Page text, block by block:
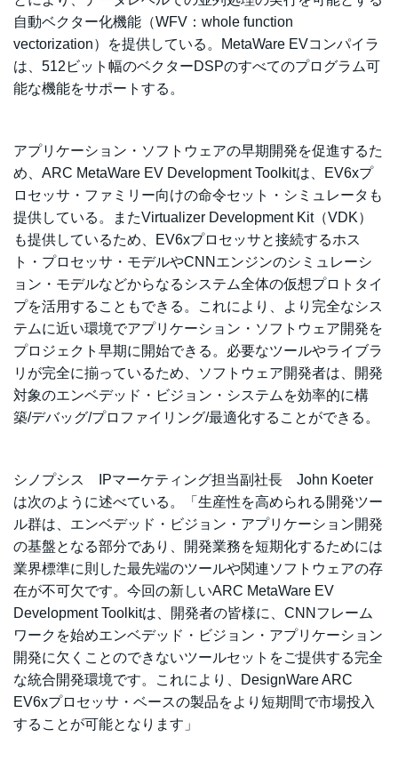
自動ベクター化機能（WFV：whole function
vectorization）を提供している。MetaWare EVコンパイラ
は、512ビット幅のベクターDSPのすべてのプログラム可
能な機能をサポートする。
アプリケーション・ソフトウェアの早期開発を促進するた
め、ARC MetaWare EV Development Toolkitは、EV6xプ
ロセッサ・ファミリー向けの命令セット・シミュレータも
提供している。またVirtualizer Development Kit（VDK）
も提供しているため、EV6xプロセッサと接続するホス
ト・プロセッサ・モデルやCNNエンジンのシミュレーシ
ョン・モデルなどからなるシステム全体の仮想プロトタイ
プを活用することもできる。これにより、より完全なシス
テムに近い環境でアプリケーション・ソフトウェア開発を
プロジェクト早期に開始できる。必要なツールやライブラ
リが完全に揃っているため、ソフトウェア開発者は、開発
対象のエンベデッド・ビジョン・システムを効率的に構
築/デバッグ/プロファイリング/最適化することができる。
シノプシス IPマーケティング担当副社長 John Koeter
は次のように述べている。「生産性を高められる開発ツー
ル群は、エンベデッド・ビジョン・アプリケーション開発
の基盤となる部分であり、開発業務を短期化するためには
業界標準に則した最先端のツールや関連ソフトウェアの存
在が不可欠です。今回の新しいARC MetaWare EV
Development Toolkitは、開発者の皆様に、CNNフレーム
ワークを始めエンベデッド・ビジョン・アプリケーション
開発に欠くことのできないツールセットをご提供する完全
な統合開発環境です。これにより、DesignWare ARC
EV6xプロセッサ・ベースの製品をより短期間で市場投入
することが可能となります」